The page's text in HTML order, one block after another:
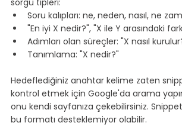
Soru kalıpları: ne, neden, nasıl, ne
"En iyi X nedir?", "X ile Y arasındaki
Adımları olan süreçler: "X nasıl
Tanımlama: "X nedir?"
Hedeflediğiniz anahtar kelime zaten
kontrol etmek için Google'da arama
onu kendi sayfanıza çekebilirsiniz.
bu formatı desteklemiyor olabilir.